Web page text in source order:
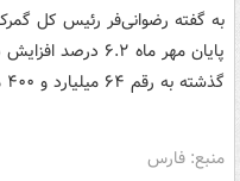
به گفته رضوانی‌فر رئیس کل
پایان مهر ماه
گذشته به رقم ۶۴ میلیارد و ۴۰۰ میلیون دلار رسیده است.
منبع: فارس